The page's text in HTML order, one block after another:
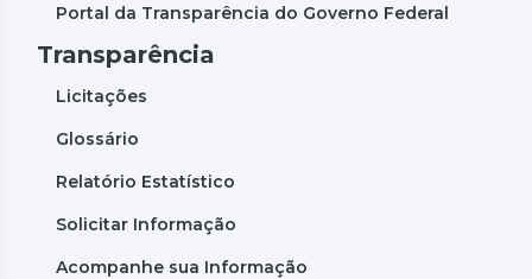
Portal da Transparência do Governo Federal
Transparência
Licitações
Glossário
Relatório Estatístico
Solicitar Informação
Acompanhe sua Informação